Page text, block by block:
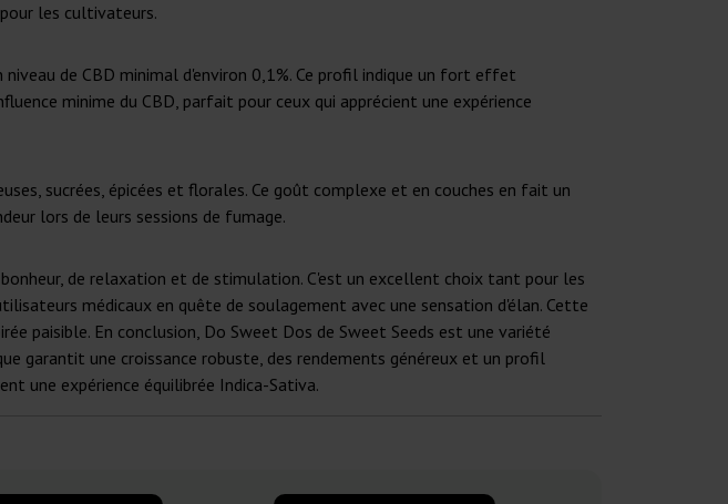
les cultivateurs.
de CBD minimal d'environ 0,1%. Ce profil indique un fort effet
minime du CBD, parfait pour ceux qui apprécient une expérience
sucrées, épicées et florales. Ce goût complexe et en couches en fait un
lors de leurs sessions de fumage.
de relaxation et de stimulation. C'est un excellent choix tant pour les
médicaux en quête de soulagement avec une sensation d'élan. Cette
paisible. En conclusion, Do Sweet Dos de Sweet Seeds est une variété
garantit une croissance robuste, des rendements généreux et un profil
une expérience équilibrée Indica-Sativa.